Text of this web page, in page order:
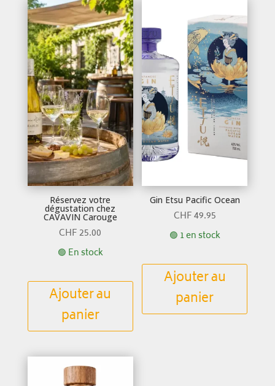
Réservez votre
dégustation chez
CAVAVIN Carouge
CHF25.00
🟢 En stock
Ajouter au
panier
Gin Etsu Pacific Ocean
CHF49.95
🟢 1 en stock
Ajouter au
panier